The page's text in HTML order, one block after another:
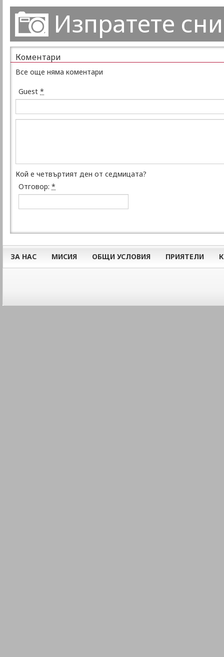
Изпратете
Коментари
Все още няма коментари
Guest *
Кой е четвъртият ден от седмицата?
Отговор: *
ЗА НАС МИСИЯ ОБЩИ УСЛОВИЯ ПРИЯТЕЛИ